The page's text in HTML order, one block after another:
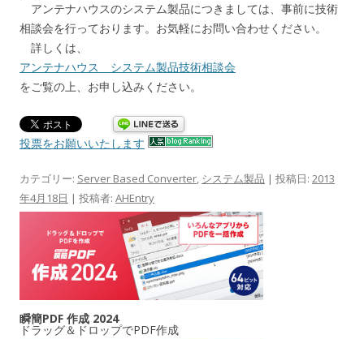
アンテナハウスのシステム製品につきましては、事前に技術
相談会を行っております。お気軽にお問い合わせください。
詳しくは、
アンテナハウス システム製品技術相談会
をご覧の上、お申し込みください。
投票をお願いいたします
カテゴリー: Server Based Converter, システム製品 | 投稿日: 2013
年4月18日 | 投稿者: AHEntry
瞬簡PDF 作成 2024
ドラッグ＆ドロップでPDF作成